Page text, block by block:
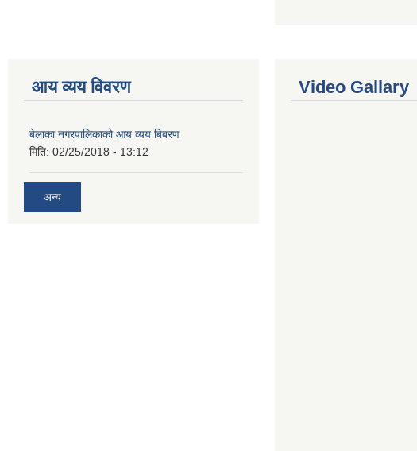
आय व्यय विवरण
बेलाका नगरपालिकाको आय व्यय बिबरण
मिति: 02/25/2018 - 13:12
अन्य
Video Gallary